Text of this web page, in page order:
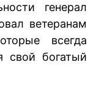
генерал
ветеранам
всегда
свой богатый